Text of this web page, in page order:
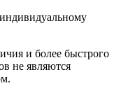
и более быстрого
не являются